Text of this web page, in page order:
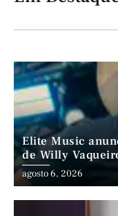
Elite Music
de Willy
(PE)
agosto 6, 2026